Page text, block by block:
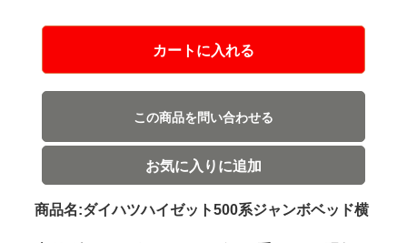
カートに入れる
この商品を問い合わせる
お気に入りに追加
商品名:ダイハツハイゼット500系ジャンボベッド横